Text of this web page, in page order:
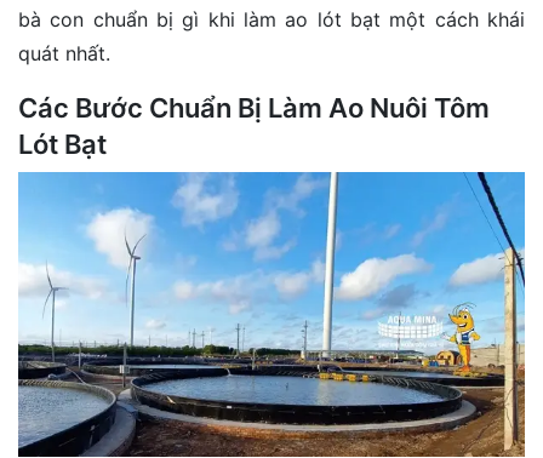
bà con chuẩn bị gì khi làm ao lót bạt một cách khái
quát nhất.
Các Bước Chuẩn Bị Làm Ao Nuôi Tôm
Lót Bạt